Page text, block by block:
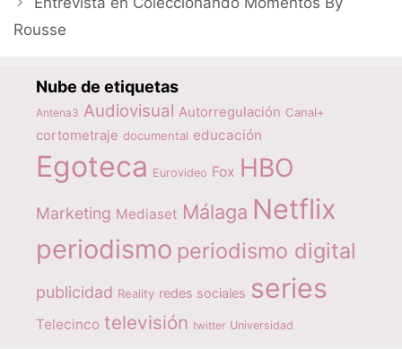
Rousse
Nube de etiquetas
Antena3 Audiovisual Autorregulación Canal+
cortometraje documental educación
Egoteca Eurovideo Fox HBO
Marketing Mediaset Málaga Netflix
periodismo periodismo digital
publicidad Reality redes sociales series
Telecinco televisión twitter Universidad